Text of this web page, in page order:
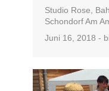
Studio Rose,
Schondorf Am
Juni 16, 2018 -